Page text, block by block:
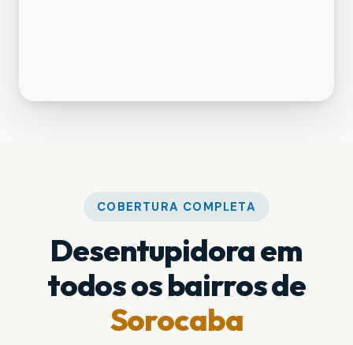
COBERTURA COMPLETA
Desentupidora em
todos os bairros de
Sorocaba